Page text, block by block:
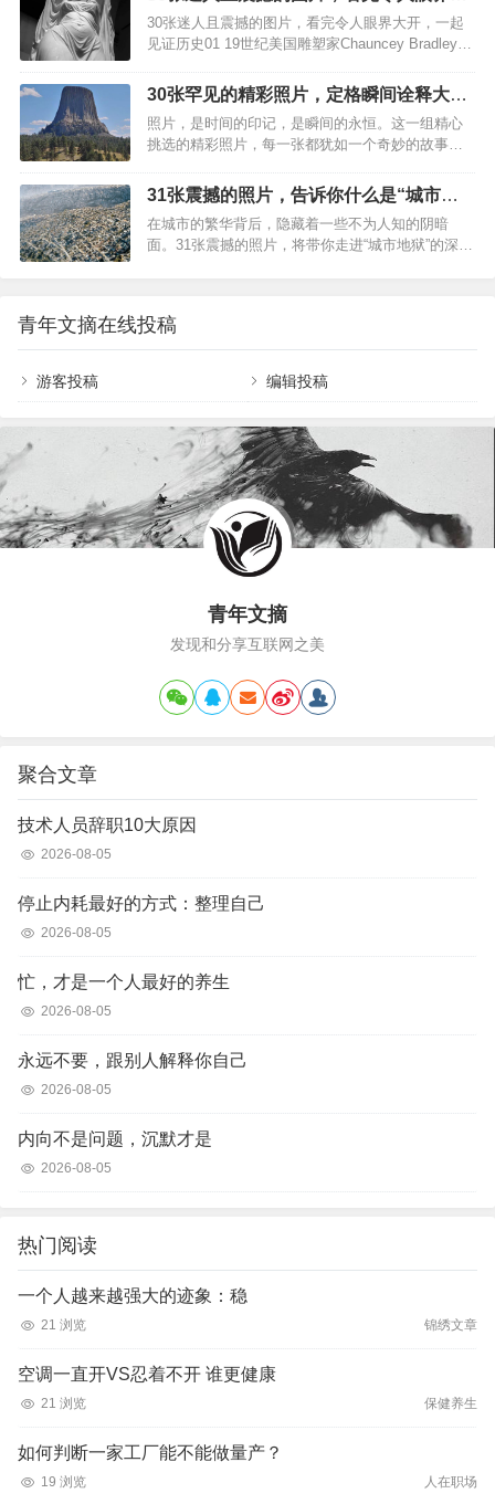
晨咖啡，也能带来这样的小浪漫？3、一块普通的石
头躺在…
物种。但不幸的是，它的确是人类的手——挨饿的
人。图：乌干达饥荒中的男孩。迈克·威尔斯摄于
1980年乌干达是世界上最贫穷的国家之一，1980
年，乌干达由于干旱和冲突造成了极大的饥荒，超
过30000人丧生。卡拉莫贾地区是乌干达最干旱的地
历史上最严重的饥荒之一。这张只有两只手…
开，一起见证历史
30张迷人且震撼的图片，看完令人眼界大开，一起
见证历史01 19世纪美国雕塑家Chauncey Bradley
灵“温蒂妮”出水的场景，一层轻纱像水一样覆盖在她
的身上，将女性身体的曼妙和曲线展现得淋漓尽致
02 1928年，雅克·比德勒正在给模特拍摄照片，那个
时候的相机，调整角度不用看镜头的吗？03 罗西·多
莉（1892-1970 年）和珍妮·多莉（1892-1941
年），她们被称为多莉姐妹，是匈牙利裔美国同卵
30张罕见的精彩照片，定格瞬间诠释大千
世界
照片，是时间的印记，是瞬间的永恒。这一组精心
挑选的精彩照片，每一张都犹如一个奇妙的故事，
秘。1. “魔鬼塔”矗立在美国的大地之上，像是一个巨
型的树桩破土而出，奇特的形态让人叹为观止。2.
日常生活中平凡无比的水龙头，谁曾想其内部竟然
蕴藏了如此众多的小零件，仿佛昭示着简单背后的
多么宏大。4. 当“新视野号”飞跃冥王星，它拍摄到的
前所未有的近距离照片，揭示了这颗星球…
31张震撼的照片，告诉你什么是“城市地
狱”
在城市的繁华背后，隐藏着一些不为人知的阴暗
面。31张震撼的照片，将带你走进“城市地狱”的深
使是自然的地形也无法阻挡这座西半球人口最多的
城市的扩张步伐。2. 从另一个视角审视孟买，你会
发现这里存在着天壤之别，一边是天堂，一边是地
狱。3. 曾经，这些房屋拥有迷人的海景，然而如
入云的摩天大楼与摇摇欲坠的危旧楼房…
青年文摘在线投稿
游客投稿 编辑投稿
青年文摘
发现和分享互联网之美
聚合文章
技术人员辞职10大原因
2026-08-05
停止内耗最好的方式：整理自己
2026-08-05
忙，才是一个人最好的养生
2026-08-05
永远不要，跟别人解释你自己
2026-08-05
内向不是问题，沉默才是
2026-08-05
热门阅读
一个人越来越强大的迹象：稳
21 浏览 锦绣文章
空调一直开VS忍着不开 谁更健康
21 浏览 保健养生
如何判断一家工厂能不能做量产？
19 浏览 人在职场